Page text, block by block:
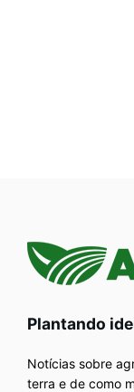
Plantando
Notícias sobre
terra e de como